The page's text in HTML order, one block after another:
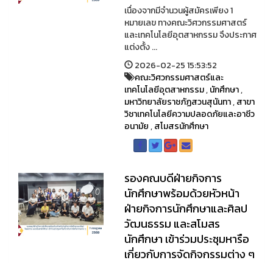
เนื่องจากมีจำนวนผู้สมัครเพียง 1
หมายเลข ทางคณะวิศวกรรมศาสตร์
และเทคโนโลยีอุตสาหกรรม จึงประกาศ
แต่งตั้ง ...
2026-02-25 15:53:52
คณะวิศวกรรมศาสตร์และ
เทคโนโลยีอุตสาหกรรม,นักศึกษา,
มหาวิทยาลัยราชภัฏสวนสุนันทา,สาขา
วิชาเทคโนโลยีความปลอดภัยและอาชีว
อนามัย,สโมสรนักศึกษา
รองคณบดีฝ่ายกิจการ
นักศึกษาพร้อมด้วยหัวหน้า
ฝ่ายกิจการนักศึกษาและศิลป
วัฒนธรรม และสโมสร
นักศึกษา เข้าร่วมประชุมหารือ
เกี่ยวกับการจัดกิจกรรมต่าง ๆ